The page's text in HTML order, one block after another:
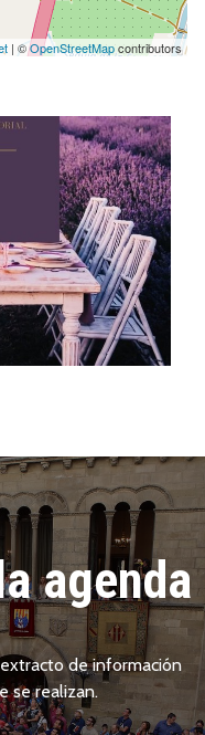
| ©OpenStreetMapcontributors
agenda
de información
se realizan.